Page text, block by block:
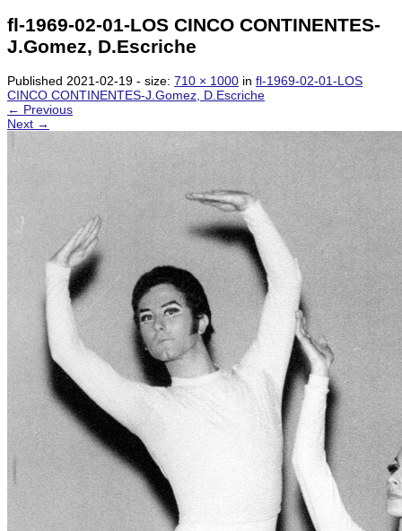
fl-1969-02-01-LOS CINCO CONTINENTES-
J.Gomez, D.Escriche
Published 2021-02-19 - size: 710 × 1000 in fl-1969-02-01-LOS
CINCO CONTINENTES-J.Gomez, D.Escriche
← Previous
Next →